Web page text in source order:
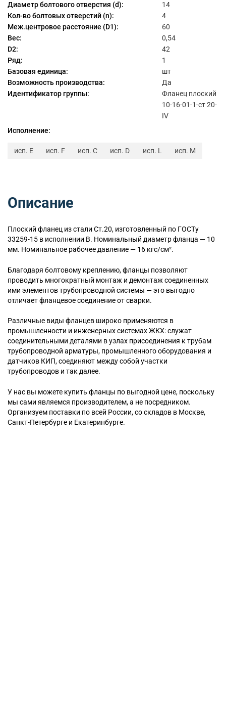
Диаметр болтового отверстия (d):
14
Кол-во болтовых отверстий (n):
4
Меж.центровое расстояние (D1):
60
Вес:
0,54
D2:
42
Ряд:
1
Базовая единица:
шт
Возможность производства:
Да
Идентификатор группы:
Фланец плоский
10-16-01-1-ст 20-
IV
Исполнение:
исп. E исп. F исп. C исп. D исп. L исп. M
Описание
Плоский фланец из стали Ст.20, изготовленный по ГОСТу
33259-15 в исполнении B. Номинальный диаметр фланца — 10
мм. Номинальное рабочее давление — 16 кгс/см².
Благодаря болтовому креплению, фланцы позволяют
проводить многократный монтаж и демонтаж соединенных
ими элементов трубопроводной системы — это выгодно
отличает фланцевое соединение от сварки.
Различные виды фланцев широко применяются в
промышленности и инженерных системах ЖКХ: служат
соединительными деталями в узлах присоединения к трубам
трубопроводной арматуры, промышленного оборудования и
датчиков КИП, соединяют между собой участки
трубопроводов и так далее.
У нас вы можете купить фланцы по выгодной цене, поскольку
мы сами являемся производителем, а не посредником.
Организуем поставки по всей России, со складов в Москве,
Санкт-Петербурге и Екатеринбурге.